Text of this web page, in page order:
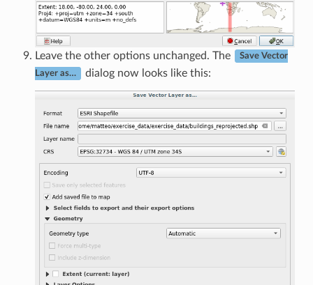
Leave the other options unchanged. The Save Vector
Layer as… dialog now looks like this: